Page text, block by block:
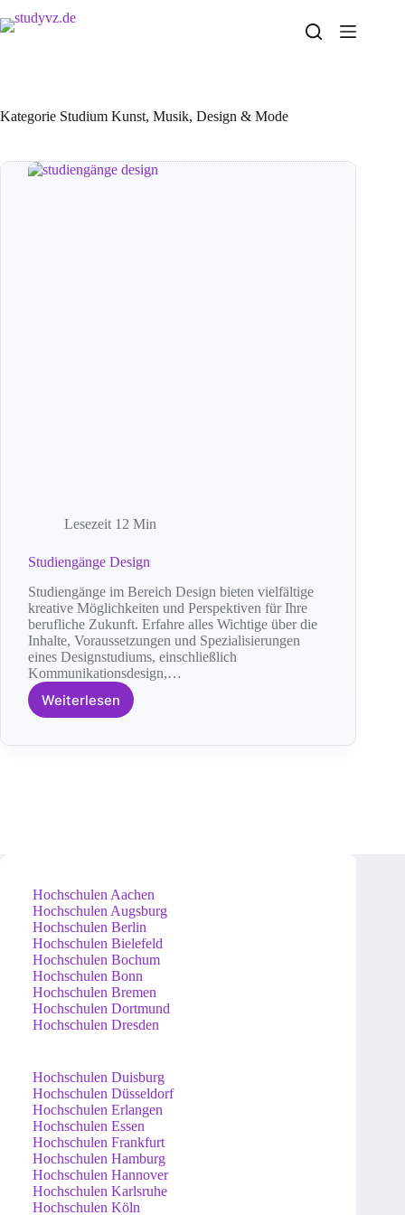
Inhalt
Kategorie Studium Kunst, Musik, Design & Mode
Lesezeit 12 Min
Studiengänge Design
Studiengänge im Bereich Design bieten vielfältige
kreative Möglichkeiten und Perspektiven für Ihre
berufliche Zukunft. Erfahre alles Wichtige über die
Inhalte, Voraussetzungen und Spezialisierungen
eines Designstudiums, einschließlich
Kommunikationsdesign,…
WeiterlesenStudiengänge
Hochschulen Aachen
Hochschulen Augsburg
Hochschulen Berlin
Hochschulen Bielefeld
Hochschulen Bochum
Hochschulen Bonn
Hochschulen Bremen
Hochschulen Dortmund
Hochschulen Dresden
Hochschulen Duisburg
Hochschulen Düsseldorf
Hochschulen Erlangen
Hochschulen Essen
Hochschulen Frankfurt
Hochschulen Hamburg
Hochschulen Hannover
Hochschulen Karlsruhe
Hochschulen Köln